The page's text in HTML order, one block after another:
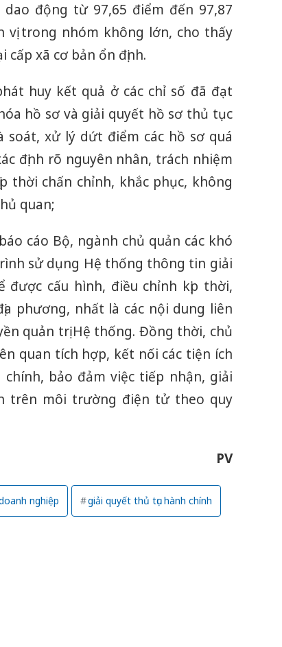
động từ 97,65 điểm đến 97,87
vị trong nhóm không lớn, cho thấy
xã cơ bản ổn định.
huy kết quả ở các chỉ số đã đạt
hồ sơ và giải quyết hồ sơ thủ tục
soát, xử lý dứt điểm các hồ sơ quá
định rõ nguyên nhân, trách nhiệm
thời chấn chỉnh, khắc phục, không
quan;
cáo Bộ, ngành chủ quản các khó
sử dụng Hệ thống thông tin giải
cấu hình, điều chỉnh kịp thời,
phương, nhất là các nội dung liên
quản trị Hệ thống. Đồng thời, chủ
quan tích hợp, kết nối các tiện ích
bảo đảm việc tiếp nhận, giải
trên môi trường điện tử theo quy
PV
nghiệp giải quyết thủ tục hành chính